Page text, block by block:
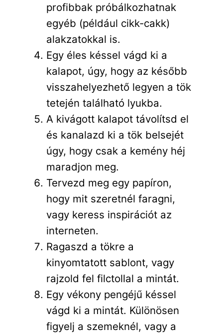
profibbak próbálkozhatnak
egyéb (például cikk-cakk)
alakzatokkal is.
Egy éles késsel vágd ki a
kalapot, úgy, hogy az később
visszahelyezhető legyen a tök
tetején található lyukba.
A kivágott kalapot távolítsd el
és kanalazd ki a tök belsejét
úgy, hogy csak a kemény héj
maradjon meg.
Tervezd meg egy papíron,
hogy mit szeretnél faragni,
vagy keress inspirációt az
interneten.
Ragaszd a tökre a
kinyomtatott sablont, vagy
rajzold fel filctollal a mintát.
Egy vékony pengéjű késsel
vágd ki a mintát. Különösen
figyelj a szemeknél, vagy a